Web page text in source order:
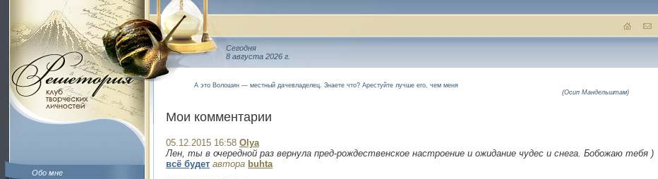
Обо мне
Сегодня
8 августа 2026 г.
А это Волошин — местный дачевладелец. Знаете что? Арестуйте лучше его, чем меня
(Осип Мандельштам)
Мои комментарии
05.12.2015 16:58 Olya
Лен, ты в очередной раз вернула пред-рождественское настроение и ожидание чудес и снега. Бобожаю тебя )
всё будет автора buhta